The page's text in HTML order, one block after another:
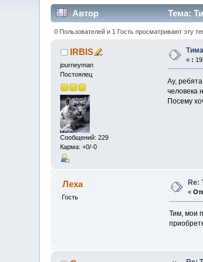
Автор Тема:
0 Пользователей и 1 Гость просматривают эту
IRBIS
journeyman
Постоялец
Сообщений: 229
Карма: +0/-0
« :
Ау,
человека
Посему
Леха
Гость
Re:
«
Тим, мои